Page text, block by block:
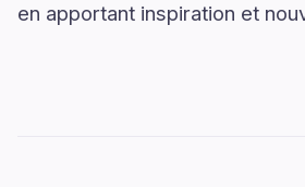
en apportant inspiration et